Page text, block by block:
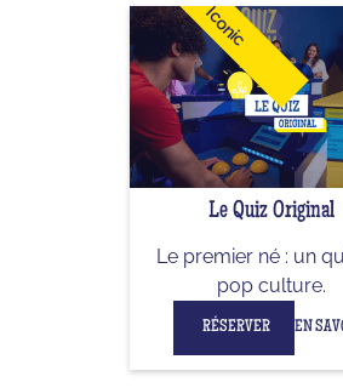
Iconic
Le Quiz Original
Le premier né : un
pop culture.
RÉSERVER EN